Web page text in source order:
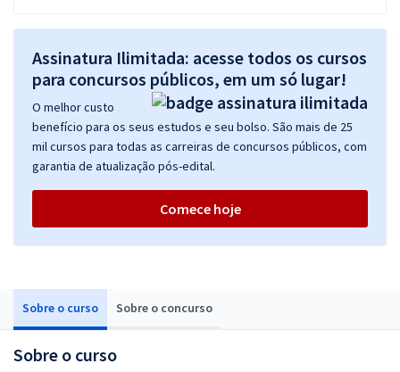
Sobre o curso Sobre o concurso
Sobre o curso
Assinatura Ilimitada: acesse todos os cursos
para concursos públicos, em um só lugar!
O melhor custo
benefício para os seus estudos e seu bolso. São mais de 25
mil cursos para todas as carreiras de concursos públicos, com
garantia de atualização pós-edital.
Comece hoje